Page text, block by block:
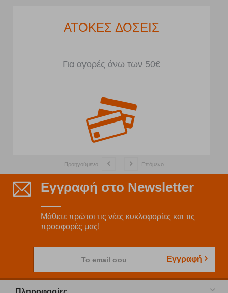
ΑΤΟΚΕΣ ΔΟΣΕΙΣ
Για αγορές άνω των 50€
Προηγούμενο Επόμενο
Εγγραφή στο Newsletter
Μάθετε πρώτοι τις νέες κυκλοφορίες και τις
προσφορές μας!
Το email σου Εγγραφή